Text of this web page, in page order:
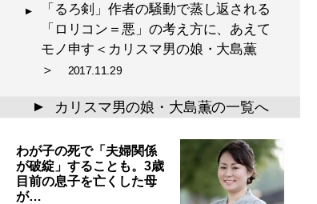
「るろ剣」作者の騒動で蒸し返される
「ロリコン＝悪」の考え方に、あえて
モノ申す＜カリスマ男の娘・大島薫
＞ 2017.11.29
▲ カリスマ男の娘・大島薫の一覧へ
わが子の死で「夫婦関係
が破綻」することも。3歳
目前の息子を亡くした母
が…